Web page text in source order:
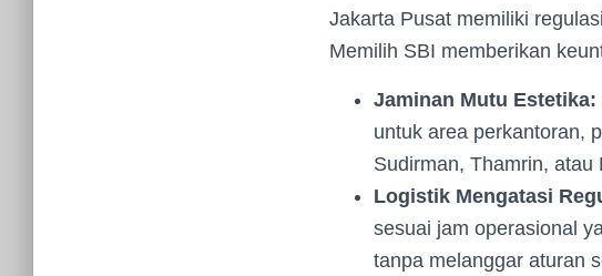
Jakarta Pusat memiliki
Memilih SBI memberikan
Jaminan Mutu Estetika:
untuk area perkantoran,
Sudirman, Thamrin, atau
Logistik Mengatasi
sesuai jam operasional
tanpa melanggar aturan